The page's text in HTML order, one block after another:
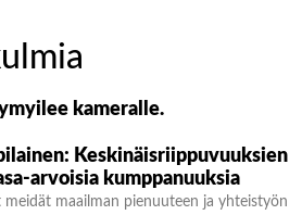
Keskinäisriippuvuuksien
arvoisia kumppanuuksia
maailman pienuuteen ja yhteistyön